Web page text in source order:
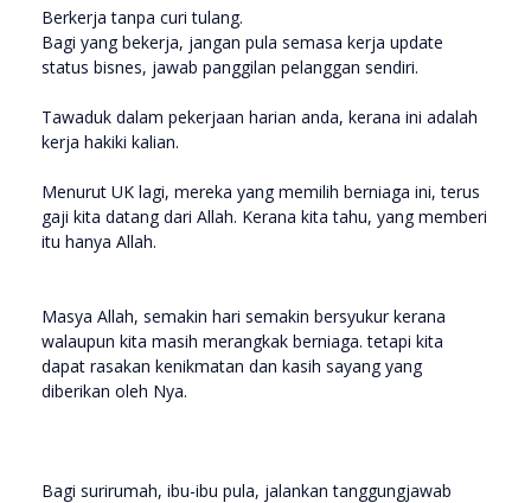
Berkerja tanpa curi tulang.
Bagi yang bekerja, jangan pula semasa kerja update
status bisnes, jawab panggilan pelanggan sendiri.
Tawaduk dalam pekerjaan harian anda, kerana ini adalah
kerja hakiki kalian.
Menurut UK lagi, mereka yang memilih berniaga ini, terus
gaji kita datang dari Allah. Kerana kita tahu, yang memberi
itu hanya Allah.
Masya Allah, semakin hari semakin bersyukur kerana
walaupun kita masih merangkak berniaga. tetapi kita
dapat rasakan kenikmatan dan kasih sayang yang
diberikan oleh Nya.
Bagi surirumah, ibu-ibu pula, jalankan tanggungjawab